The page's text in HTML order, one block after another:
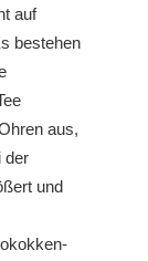
auf
bestehen
aus,
der
und